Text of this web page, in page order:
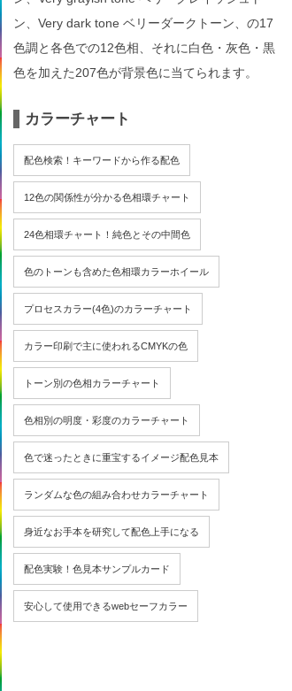
ン、Very dark tone ベリーダークトーン、の17
色調と各色での12色相、それに白色・灰色・黒
色を加えた207色が背景色に当てられます。
カラーチャート
配色検索！キーワードから作る配色
12色の関係性が分かる色相環チャート
24色相環チャート！純色とその中間色
色のトーンも含めた色相環カラーホイール
プロセスカラー(4色)のカラーチャート
カラー印刷で主に使われるCMYKの色
トーン別の色相カラーチャート
色相別の明度・彩度のカラーチャート
色で迷ったときに重宝するイメージ配色見本
ランダムな色の組み合わせカラーチャート
身近なお手本を研究して配色上手になる
配色実験！色見本サンプルカード
安心して使用できるwebセーフカラー